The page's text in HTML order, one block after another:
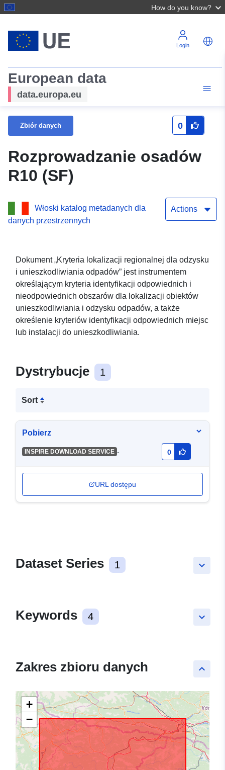
How do you know?
Login
European data
data.europa.eu
Zbiór danych 0
Rozprowadzanie osadów
R10 (SF)
Włoski katalog metadanych dla
danych przestrzennych
Actions
Dokument „Kryteria lokalizacji regionalnej dla odzysku
i unieszkodliwiania odpadów” jest instrumentem
określającym kryteria identyfikacji odpowiednich i
nieodpowiednich obszarów dla lokalizacji obiektów
unieszkodliwiania i odzysku odpadów, a także
określenie kryteriów identyfikacji odpowiednich miejsc
lub instalacji do unieszkodliwiania.
Dystrybucje 1
Sort
Pobierz
INSPIRE DOWNLOAD SERVICE - 0
URL dostępu
keyboard_arrow_down
Dataset Series 1
keyboard_arrow_down
Keywords 4
keyboard_arrow_up
Zakres zbioru danych
+
−